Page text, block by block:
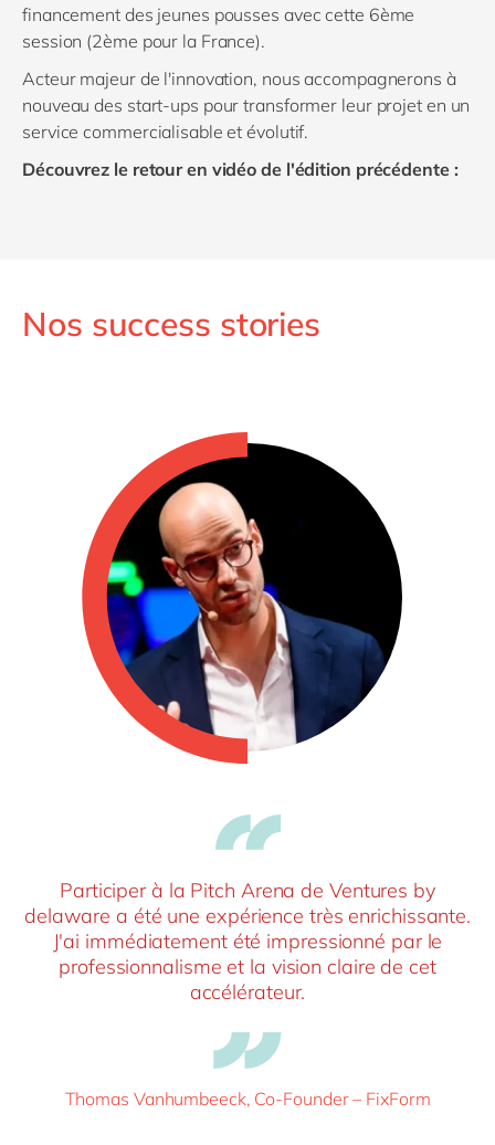
financement des jeunes pousses avec cette 6ème
session (2ème pour la France).
Acteur majeur de l'innovation, nous accompagnerons à
nouveau des start-ups pour transformer leur projet en un
service commercialisable et évolutif.
Découvrez le retour en vidéo de l'édition précédente :
Nos success stories
Participer à la Pitch Arena de Ventures by
delaware a été une expérience très enrichissante.
J'ai immédiatement été impressionné par le
professionnalisme et la vision claire de cet
accélérateur.
Thomas Vanhumbeeck, Co-Founder – FixForm